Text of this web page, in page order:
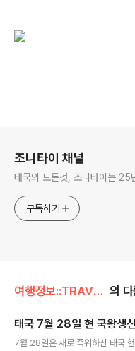
조니타이 채널
태국의 모든것, 조니타이는 25
구독하기
여행정보::TRAVEL/알려드립니다 의
태국 7월 28일 현 국왕생
7월 28일은 새로 즉위하신 태국